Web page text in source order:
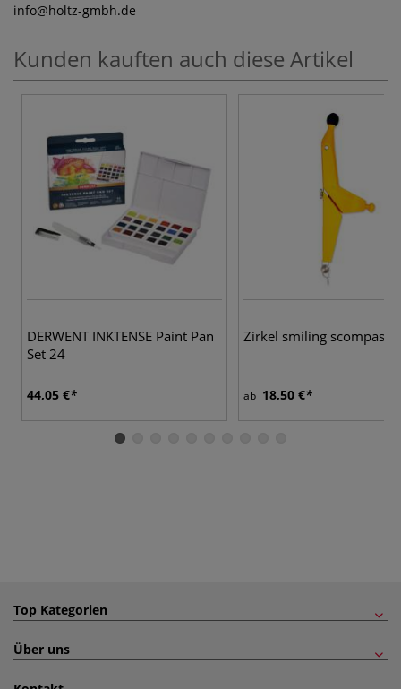
info@holtz-gmbh.de
Kunden kauften auch diese Artikel
DERWENT INKTENSE Paint Pan
Set 24
44,05 €
Zirkel smiling scompas
ab 18,50 €
Top Kategorien
Über uns